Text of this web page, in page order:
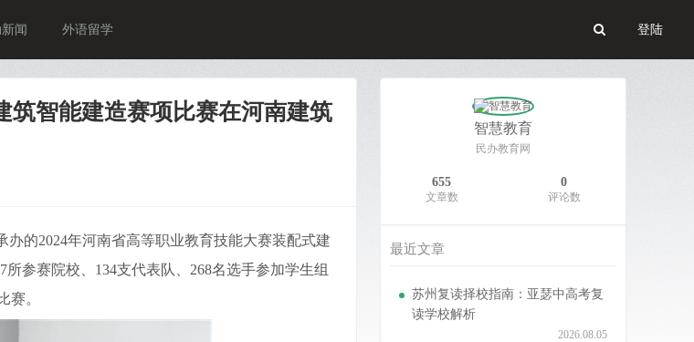
闻 外语留学 登陆
筑智能建造赛项比赛在河南建筑
的2024年河南省高等职业教育技能大赛装配式建
参赛院校、134支代表队、268名选手参加学生组
赛。
智慧教育
民办教育网
655
文章数
0
评论数
最近文章
苏州复读择校指南：亚瑟中高考复
读学校解析
2026.08.05